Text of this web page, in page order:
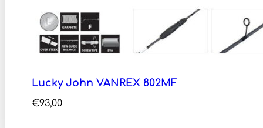
Lucky John VANREX 802MF
€93,00